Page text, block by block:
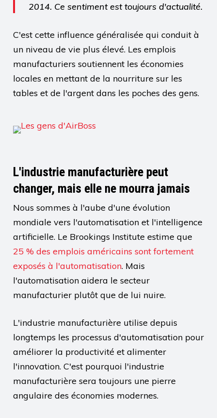
2014. Ce sentiment est toujours d'actualité.
C'est cette influence généralisée qui conduit à
un niveau de vie plus élevé. Les emplois
manufacturiers soutiennent les économies
locales en mettant de la nourriture sur les
tables et de l'argent dans les poches des gens.
L'industrie manufacturière peut
changer, mais elle ne mourra jamais
Nous sommes à l'aube d'une évolution
mondiale vers l'automatisation et l'intelligence
artificielle. Le Brookings Institute estime que
25 % des emplois américains sont fortement
exposés à l'automatisation. Mais
l'automatisation aidera le secteur
manufacturier plutôt que de lui nuire.
L'industrie manufacturière utilise depuis
longtemps les processus d'automatisation pour
améliorer la productivité et alimenter
l'innovation. C'est pourquoi l'industrie
manufacturière sera toujours une pierre
angulaire des économies modernes.